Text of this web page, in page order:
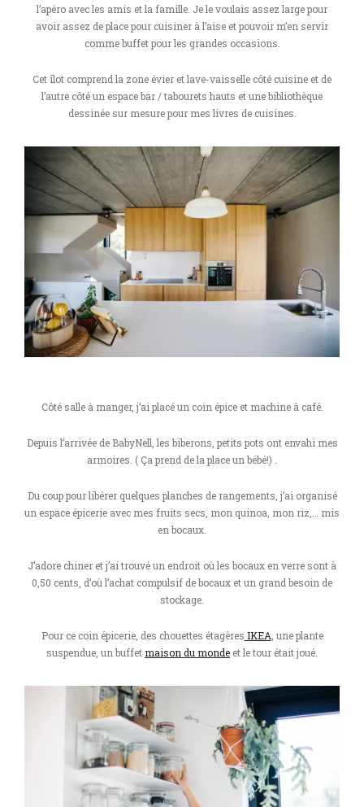
l’apéro avec les amis et la famille. Je le voulais assez large pour
avoir assez de place pour cuisiner à l’aise et pouvoir m’en servir
comme buffet pour les grandes occasions.
Cet îlot comprend la zone évier et lave-vaisselle côté cuisine et de
l’autre côté un espace bar / tabourets hauts et une bibliothèque
dessinée sur mesure pour mes livres de cuisines.
Côté salle à manger, j’ai placé un coin épice et machine à café.
Depuis l’arrivée de BabyNell, les biberons, petits pots ont envahi mes
armoires. ( Ça prend de la place un bébé!) .
Du coup pour libérer quelques planches de rangements, j’ai organisé
un espace épicerie avec mes fruits secs, mon quinoa, mon riz,… mis
en bocaux.
J’adore chiner et j’ai trouvé un endroit où les bocaux en verre sont à
0,50 cents, d’où l’achat compulsif de bocaux et un grand besoin de
stockage.
Pour ce coin épicerie, des chouettes étagères IKEA , une plante
suspendue, un buffetmaison du monde et le tour était joué.